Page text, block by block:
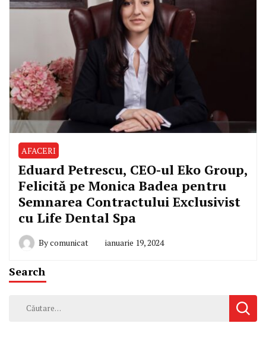
AFACERI
Eduard Petrescu, CEO-ul Eko Group,
Felicită pe Monica Badea pentru
Semnarea Contractului Exclusivist
cu Life Dental Spa
Bycomunicat ianuarie 19, 2024
Search
Caută